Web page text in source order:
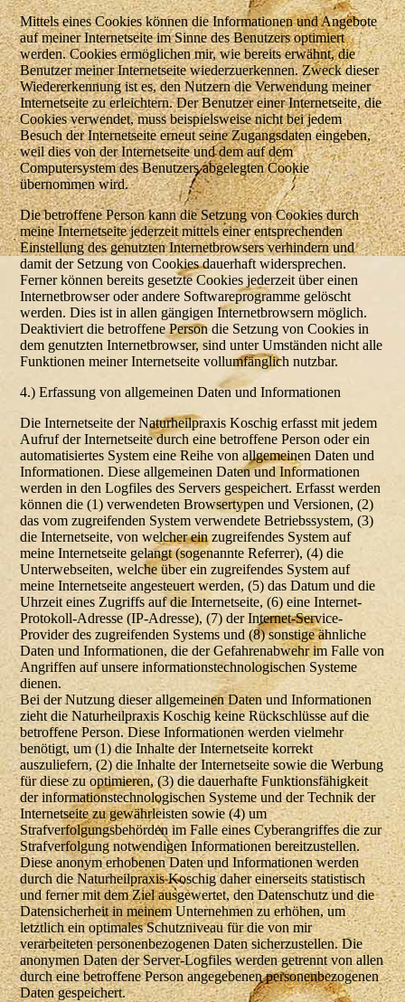
Mittels eines Cookies können die Informationen und Angebote
auf meiner Internetseite im Sinne des Benutzers optimiert
werden. Cookies ermöglichen mir, wie bereits erwähnt, die
Benutzer meiner Internetseite wiederzuerkennen. Zweck dieser
Wiedererkennung ist es, den Nutzern die Verwendung meiner
Internetseite zu erleichtern. Der Benutzer einer Internetseite, die
Cookies verwendet, muss beispielsweise nicht bei jedem
Besuch der Internetseite erneut seine Zugangsdaten eingeben,
weil dies von der Internetseite und dem auf dem
Computersystem des Benutzers abgelegten Cookie
übernommen wird.
Die betroffene Person kann die Setzung von Cookies durch
meine Internetseite jederzeit mittels einer entsprechenden
Einstellung des genutzten Internetbrowsers verhindern und
damit der Setzung von Cookies dauerhaft widersprechen.
Ferner können bereits gesetzte Cookies jederzeit über einen
Internetbrowser oder andere Softwareprogramme gelöscht
werden. Dies ist in allen gängigen Internetbrowsern möglich.
Deaktiviert die betroffene Person die Setzung von Cookies in
dem genutzten Internetbrowser, sind unter Umständen nicht alle
Funktionen meiner Internetseite vollumfänglich nutzbar.
4.) Erfassung von allgemeinen Daten und Informationen
Die Internetseite der Naturheilpraxis Koschig erfasst mit jedem
Aufruf der Internetseite durch eine betroffene Person oder ein
automatisiertes System eine Reihe von allgemeinen Daten und
Informationen. Diese allgemeinen Daten und Informationen
werden in den Logfiles des Servers gespeichert. Erfasst werden
können die (1) verwendeten Browsertypen und Versionen, (2)
das vom zugreifenden System verwendete Betriebssystem, (3)
die Internetseite, von welcher ein zugreifendes System auf
meine Internetseite gelangt (sogenannte Referrer), (4) die
Unterwebseiten, welche über ein zugreifendes System auf
meine Internetseite angesteuert werden, (5) das Datum und die
Uhrzeit eines Zugriffs auf die Internetseite, (6) eine Internet-
Protokoll-Adresse (IP-Adresse), (7) der Internet-Service-
Provider des zugreifenden Systems und (8) sonstige ähnliche
Daten und Informationen, die der Gefahrenabwehr im Falle von
Angriffen auf unsere informationstechnologischen Systeme
dienen.
Bei der Nutzung dieser allgemeinen Daten und Informationen
zieht die Naturheilpraxis Koschig keine Rückschlüsse auf die
betroffene Person. Diese Informationen werden vielmehr
benötigt, um (1) die Inhalte der Internetseite korrekt
auszuliefern, (2) die Inhalte der Internetseite sowie die Werbung
für diese zu optimieren, (3) die dauerhafte Funktionsfähigkeit
der informationstechnologischen Systeme und der Technik der
Internetseite zu gewährleisten sowie (4) um
Strafverfolgungsbehörden im Falle eines Cyberangriffes die zur
Strafverfolgung notwendigen Informationen bereitzustellen.
Diese anonym erhobenen Daten und Informationen werden
durch die Naturheilpraxis Koschig daher einerseits statistisch
und ferner mit dem Ziel ausgewertet, den Datenschutz und die
Datensicherheit in meinem Unternehmen zu erhöhen, um
letztlich ein optimales Schutzniveau für die von mir
verarbeiteten personenbezogenen Daten sicherzustellen. Die
anonymen Daten der Server-Logfiles werden getrennt von allen
durch eine betroffene Person angegebenen personenbezogenen
Daten gespeichert.